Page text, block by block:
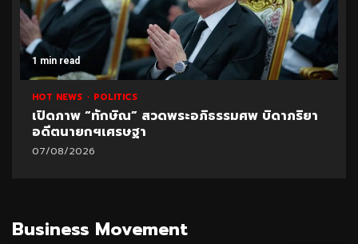
1 min read
HOT NEWS POLITICS
เปิดภาพ “ทักษิณ” สวดพระอภิธรรมศพ บิดาภริยา
อดีตนายกฯเศรษฐา
07/08/2026
Business Movement